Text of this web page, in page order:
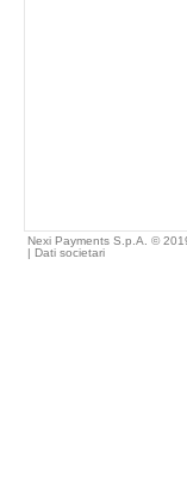
Nexi Payments S.p.A. ©
| Dati societari